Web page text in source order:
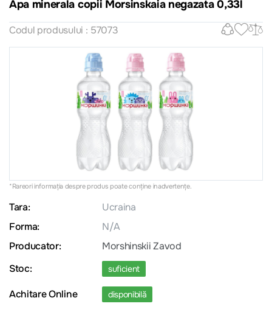
Apa minerala copii Morsinskaia negazata 0,33l
Codul produsului : 57073
*Rareori informația despre produs poate conţine inadvertenţe.
Tara:
Ucraina
Forma:
N/A
Producator:
Morshinskii Zavod
Stoc:
suficient
Achitare Online disponibilă